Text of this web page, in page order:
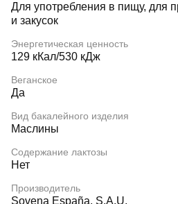
Для употребления в пищу, для
и закусок
Энергетическая ценность
129 кКал/530 кДж
Веганское
Да
Вид бакалейного изделия
Маслины
Содержание лактозы
Нет
Производитель
Sovena España, S.A.U.